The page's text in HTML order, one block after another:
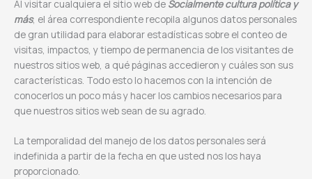
Al visitar cualquiera el sitio web de Socialmente cultura política y
más, el área correspondiente recopila algunos datos personales
de gran utilidad para elaborar estadísticas sobre el conteo de
visitas, impactos, y tiempo de permanencia de los visitantes de
nuestros sitios web, a qué páginas accedieron y cuáles son sus
características. Todo esto lo hacemos con la intención de
conocerlos un poco más y hacer los cambios necesarios para
que nuestros sitios web sean de su agrado.
La temporalidad del manejo de los datos personales será
indefinida a partir de la fecha en que usted nos los haya
proporcionado.